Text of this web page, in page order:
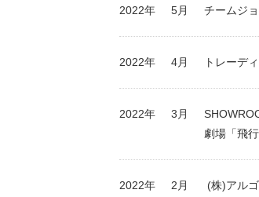
2022年 5月 チームジ
2022年 4月 トレーデ
2022年 3月
劇場「飛
2022年 2月
(株)アル